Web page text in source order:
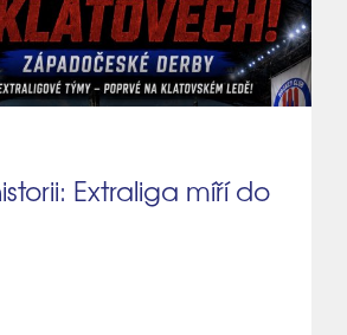
Extraliga míří do